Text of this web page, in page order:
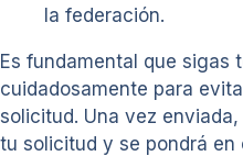
la federación.
Es fundamental que sigas
cuidadosamente para
solicitud. Una vez
tu solicitud y se pondrá en